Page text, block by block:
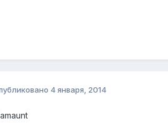
4 января, 2014